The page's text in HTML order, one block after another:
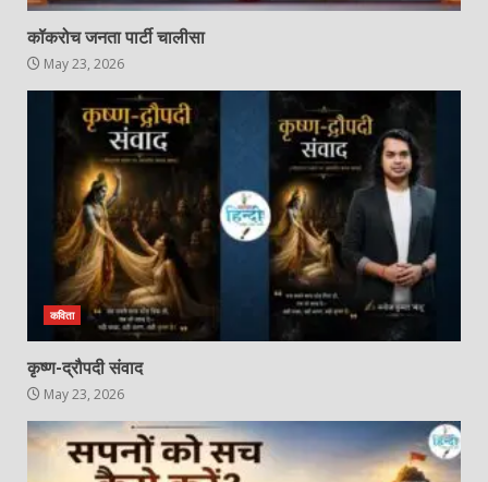
कॉकरोच जनता पार्टी चालीसा
May 23, 2026
कविता
कृष्ण-द्रौपदी संवाद
May 23, 2026